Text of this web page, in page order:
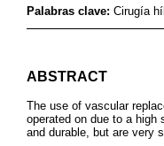
Palabras clave: Cirugía
ABSTRACT
The use of vascular
operated on due to a
and durable, but are very